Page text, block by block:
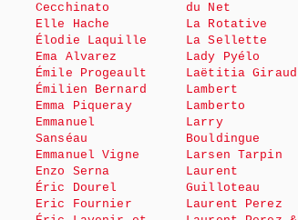
Cecchinato
Elle Hache
Élodie Laquille
Ema Alvarez
Émile Progeault
Émilien Bernard
Emma Piqueray
Emmanuel
Sanséau
Emmanuel Vigne
Enzo Serna
Éric Dourel
Eric Fournier
du Net
La Rotative
La Sellette
Lady Pyélo
Laëtitia Giraud
Lambert
Lamberto
Larry
Bouldingue
Larsen Tarpin
Laurent
Guilloteau
Laurent Perez